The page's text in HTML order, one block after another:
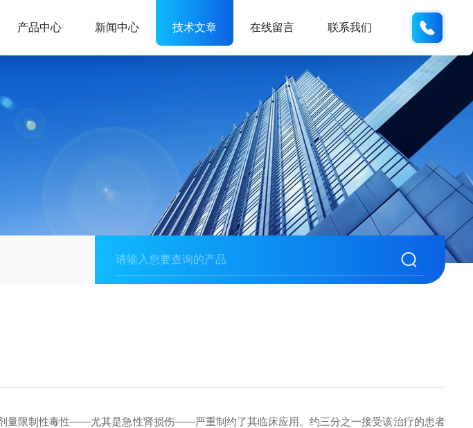
产品中心 新闻中心 技术文章 在线留言 联系我们
量限制性毒性——尤其是急性肾损伤——严重制约了其临床应用。约三分之一接受该治疗的患者